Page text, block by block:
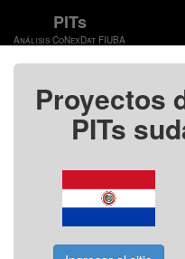
PITs
Análisis CoNexDat FIUBA
Proyectos
PITs